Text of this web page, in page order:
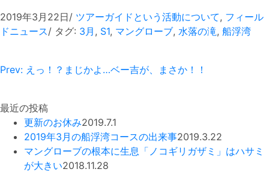
2019年3月22日/ ツアーガイドという活動について, フィール
ドニュース/ タグ: 3月 , S1, マングローブ, 水落の滝, 船浮湾
Prev: えっ！？まじかよ…ベー吉が、まさか！！
最近の投稿
更新のお休み2019.7.1
2019年3月の船浮湾コースの出来事2019.3.22
マングローブの根本に生息「ノコギリガザミ」はハサミ
が大きい2018.11.28